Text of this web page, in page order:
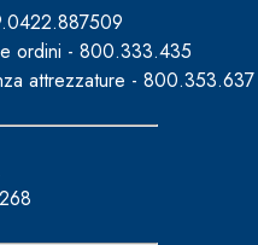
ordini - 800.333.435
attrezzature - 800.353.637